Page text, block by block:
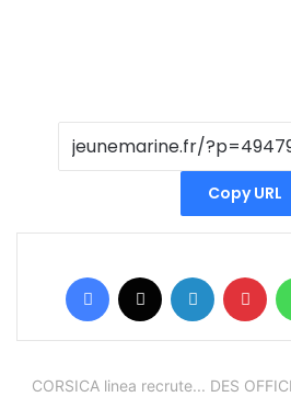
Copy URL
Facebook Linkedin
CORSICA linea recrute... DES